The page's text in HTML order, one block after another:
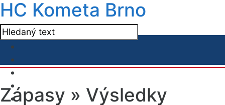
HC Kometa Brno
Zápasy » Výsledky